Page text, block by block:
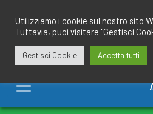
contenuto
Utilizziamo i cookie sul nostro sito
Tuttavia, puoi visitare "Gestisci
Gestisci Cookie Accetta tutti